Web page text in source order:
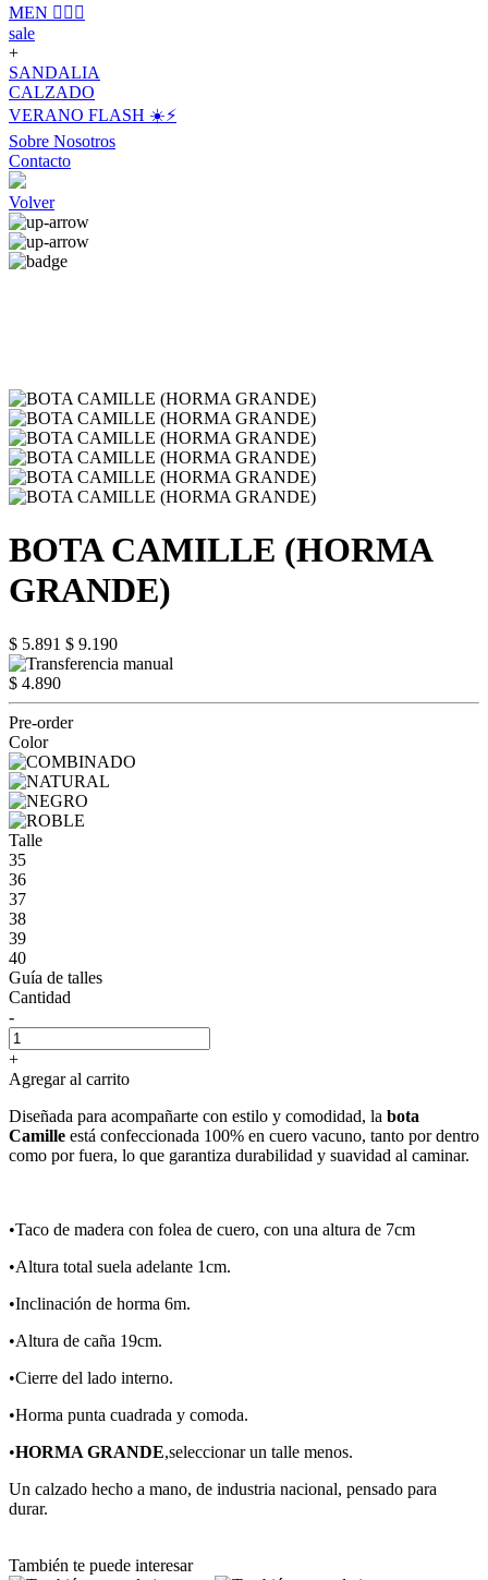
MEN 🙋🏽‍♂️
sale
+
SANDALIA
CALZADO
VERANO FLASH ☀️⚡️
Sobre Nosotros
Contacto
Volver
BOTA CAMILLE (HORMA
GRANDE)
$ 5.891 $ 9.190
$ 4.890
Pre-order
Color
Talle
35
36
37
38
39
40
Guía de talles
Cantidad
-
+
Agregar al carrito
Diseñada para acompañarte con estilo y comodidad, la bota
Camille está confeccionada 100% en cuero vacuno, tanto por dentro
como por fuera, lo que garantiza durabilidad y suavidad al caminar.
•Taco de madera con folea de cuero, con una altura de 7cm
•Altura total suela adelante 1cm.
•Inclinación de horma 6m.
•Altura de caña 19cm.
•Cierre del lado interno.
•Horma punta cuadrada y comoda.
•HORMA GRANDE,seleccionar un talle menos.
Un calzado hecho a mano, de industria nacional, pensado para
durar.
También te puede interesar